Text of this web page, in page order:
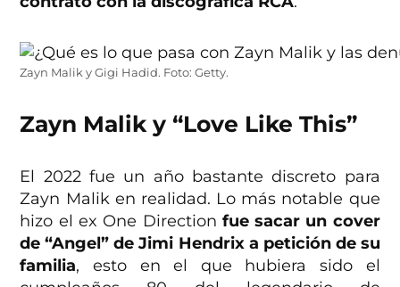
Zayn Malik y Gigi Hadid. Foto: Getty.
Zayn Malik y “Love Like This”
El 2022 fue un año bastante discreto para
Zayn Malik en realidad. Lo más notable que
hizo el ex One Direction fue sacar un cover
de “Angel” de Jimi Hendrix a petición de su
familia, esto en el que hubiera sido el